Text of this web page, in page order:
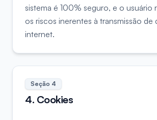
sistema é 100% seguro, e o usuário
os riscos inerentes à transmissão de
internet.
Seção 4
4. Cookies